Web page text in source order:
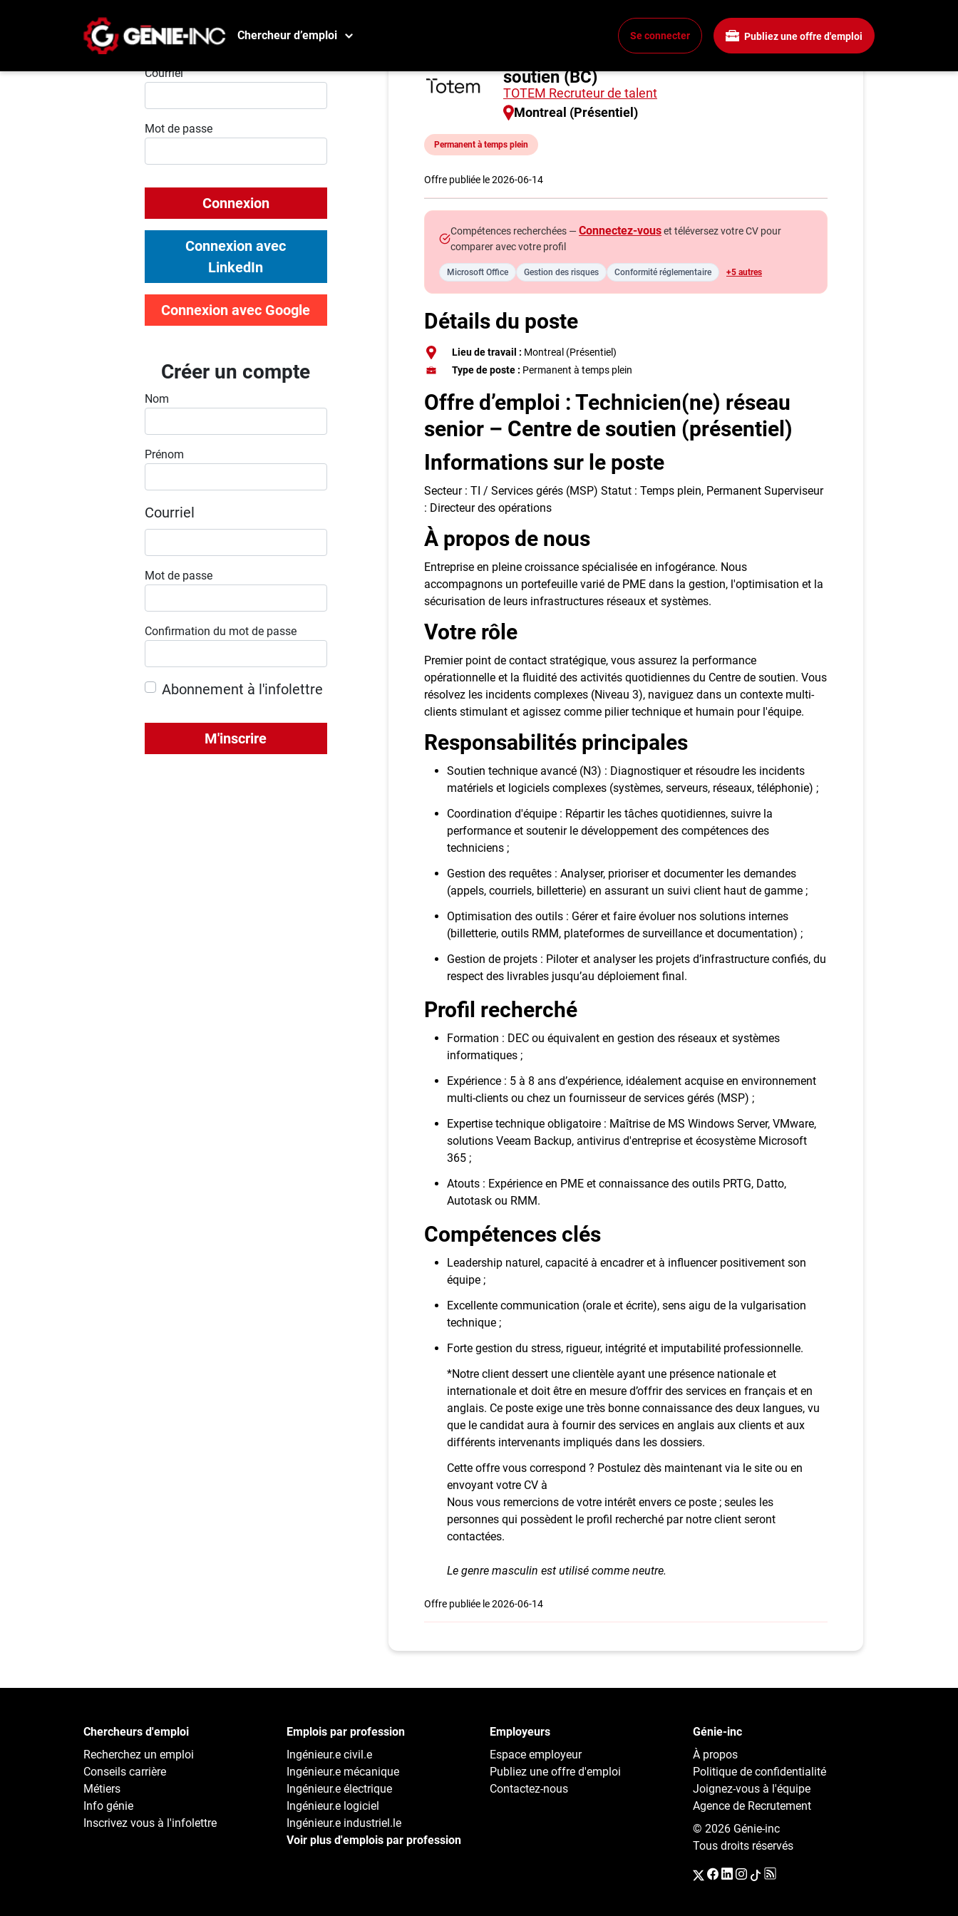
Chercheur d’emploi Se connecter Publiez une offre d'emploi
Créez un compte
Conseils carrière
Métiers
Info génie
Employeurs
Publiez une offre d'emploi
Connexion
Courriel
Mot de passe
Connexion
Connexion avec
LinkedIn
Connexion avec Google
Créer un compte
Nom
Prénom
Courriel
Mot de passe
Confirmation du mot de passe
Abonnement à l'infolettre
M'inscrire
Technicien réseau sénior, Centre de
soutien (BC)
TOTEM Recruteur de talent
Montreal (Présentiel)
Permanent à temps plein
Offre publiée le 2026-06-14
Compétences recherchées —Connectez-vouset téléversez votre CV pour
comparer avec votre profil
Microsoft Office Gestion des risques Conformité réglementaire +5 autres
Détails du poste
Lieu de travail : Montreal (Présentiel)
Type de poste : Permanent à temps plein
Offre d’emploi : Technicien(ne) réseau
senior – Centre de soutien (présentiel)
Informations sur le poste
Secteur : TI / Services gérés (MSP) Statut : Temps plein, Permanent Superviseur
: Directeur des opérations
À propos de nous
Entreprise en pleine croissance spécialisée en infogérance. Nous
accompagnons un portefeuille varié de PME dans la gestion, l'optimisation et la
sécurisation de leurs infrastructures réseaux et systèmes.
Votre rôle
Premier point de contact stratégique, vous assurez la performance
opérationnelle et la fluidité des activités quotidiennes du Centre de soutien. Vous
résolvez les incidents complexes (Niveau 3), naviguez dans un contexte multi-
clients stimulant et agissez comme pilier technique et humain pour l'équipe.
Responsabilités principales
Soutien technique avancé (N3) : Diagnostiquer et résoudre les incidents
matériels et logiciels complexes (systèmes, serveurs, réseaux, téléphonie) ;
Coordination d'équipe : Répartir les tâches quotidiennes, suivre la
performance et soutenir le développement des compétences des
techniciens ;
Gestion des requêtes : Analyser, prioriser et documenter les demandes
(appels, courriels, billetterie) en assurant un suivi client haut de gamme ;
Optimisation des outils : Gérer et faire évoluer nos solutions internes
(billetterie, outils RMM, plateformes de surveillance et documentation) ;
Gestion de projets : Piloter et analyser les projets d’infrastructure confiés, du
respect des livrables jusqu’au déploiement final.
Profil recherché
Formation : DEC ou équivalent en gestion des réseaux et systèmes
informatiques ;
Expérience : 5 à 8 ans d’expérience, idéalement acquise en environnement
multi-clients ou chez un fournisseur de services gérés (MSP) ;
Expertise technique obligatoire : Maîtrise de MS Windows Server, VMware,
solutions Veeam Backup, antivirus d'entreprise et écosystème Microsoft
365 ;
Atouts : Expérience en PME et connaissance des outils PRTG, Datto,
Autotask ou RMM.
Compétences clés
Leadership naturel, capacité à encadrer et à influencer positivement son
équipe ;
Excellente communication (orale et écrite), sens aigu de la vulgarisation
technique ;
Forte gestion du stress, rigueur, intégrité et imputabilité professionnelle.
*Notre client dessert une clientèle ayant une présence nationale et
internationale et doit être en mesure d’offrir des services en français et en
anglais. Ce poste exige une très bonne connaissance des deux langues, vu
que le candidat aura à fournir des services en anglais aux clients et aux
différents intervenants impliqués dans les dossiers.
Cette offre vous correspond ? Postulez dès maintenant via le site ou en
envoyant votre CV à
Nous vous remercions de votre intérêt envers ce poste ; seules les
personnes qui possèdent le profil recherché par notre client seront
contactées.
Le genre masculin est utilisé comme neutre.
Offre publiée le 2026-06-14
Chercheurs d'emploi
Recherchez un emploi
Conseils carrière
Métiers
Info génie
Inscrivez vous à l'infolettre
Emplois par profession
Ingénieur.e civil.e
Ingénieur.e mécanique
Ingénieur.e électrique
Ingénieur.e logiciel
Ingénieur.e industriel.le
Voir plus d'emplois par profession
Employeurs
Espace employeur
Publiez une offre d'emploi
Contactez-nous
Génie-inc
À propos
Politique de confidentialité
Joignez-vous à l'équipe
Agence de Recrutement
© 2026 Génie-inc
Tous droits réservés